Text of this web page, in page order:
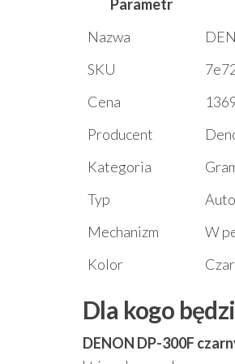
Parametr
Nazwa
SKU
Cena
Producent
Kategoria
Typ
Mechanizm
W
Kolor
Dla kogo
DENON DP-300F